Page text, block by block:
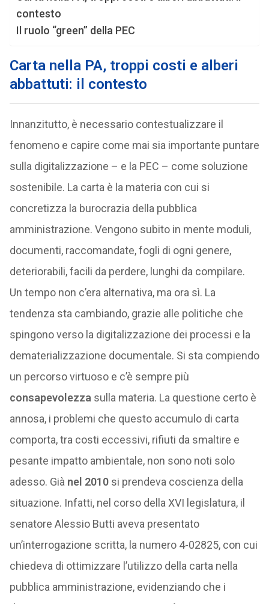
contesto
Il ruolo “green” della PEC
Carta nella PA, troppi costi e alberi
abbattuti: il contesto
Innanzitutto, è necessario contestualizzare il
fenomeno e capire come mai sia importante puntare
sulla digitalizzazione – e la PEC – come soluzione
sostenibile. La carta è la materia con cui si
concretizza la burocrazia della pubblica
amministrazione. Vengono subito in mente moduli,
documenti, raccomandate, fogli di ogni genere,
deteriorabili, facili da perdere, lunghi da compilare.
Un tempo non c’era alternativa, ma ora sì. La
tendenza sta cambiando, grazie alle politiche che
spingono verso la digitalizzazione dei processi e la
dematerializzazione documentale. Si sta compiendo
un percorso virtuoso e c’è sempre più
consapevolezza sulla materia. La questione certo è
annosa, i problemi che questo accumulo di carta
comporta, tra costi eccessivi, rifiuti da smaltire e
pesante impatto ambientale, non sono noti solo
adesso. Già nel 2010si prendeva coscienza della
situazione. Infatti, nel corso della XVI legislatura, il
senatore Alessio Butti aveva presentato
un’interrogazione scritta, la numero 4-02825, con cui
chiedeva di ottimizzare l’utilizzo della carta nella
pubblica amministrazione, evidenziando che i